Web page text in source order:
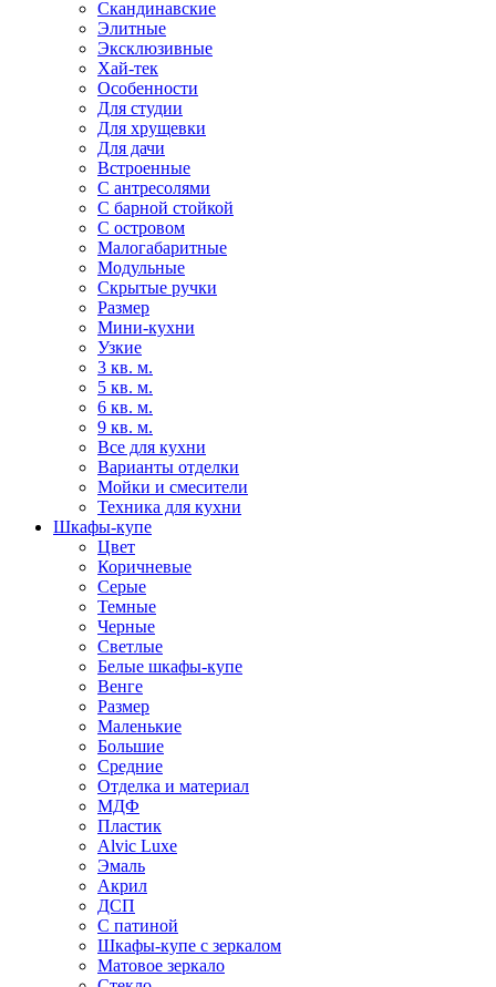
Скандинавские
Элитные
Эксклюзивные
Хай-тек
Особенности
Для студии
Для хрущевки
Для дачи
Встроенные
С антресолями
С барной стойкой
С островом
Малогабаритные
Модульные
Скрытые ручки
Размер
Мини-кухни
Узкие
3 кв. м.
5 кв. м.
6 кв. м.
9 кв. м.
Все для кухни
Варианты отделки
Мойки и смесители
Техника для кухни
Шкафы-купе
Цвет
Коричневые
Серые
Темные
Черные
Светлые
Белые шкафы-купе
Венге
Размер
Маленькие
Большие
Средние
Отделка и материал
МДФ
Пластик
Alvic Luxe
Эмаль
Акрил
ДСП
С патиной
Шкафы-купе с зеркалом
Матовое зеркало